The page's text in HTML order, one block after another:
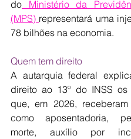
do Ministério da
(MPS) representará uma
78 bilhões na economia.
Quem tem direito
A autarquia federal
direito ao 13º do INSS os
que, em 2026,
como aposentadoria,
morte, auxílio por